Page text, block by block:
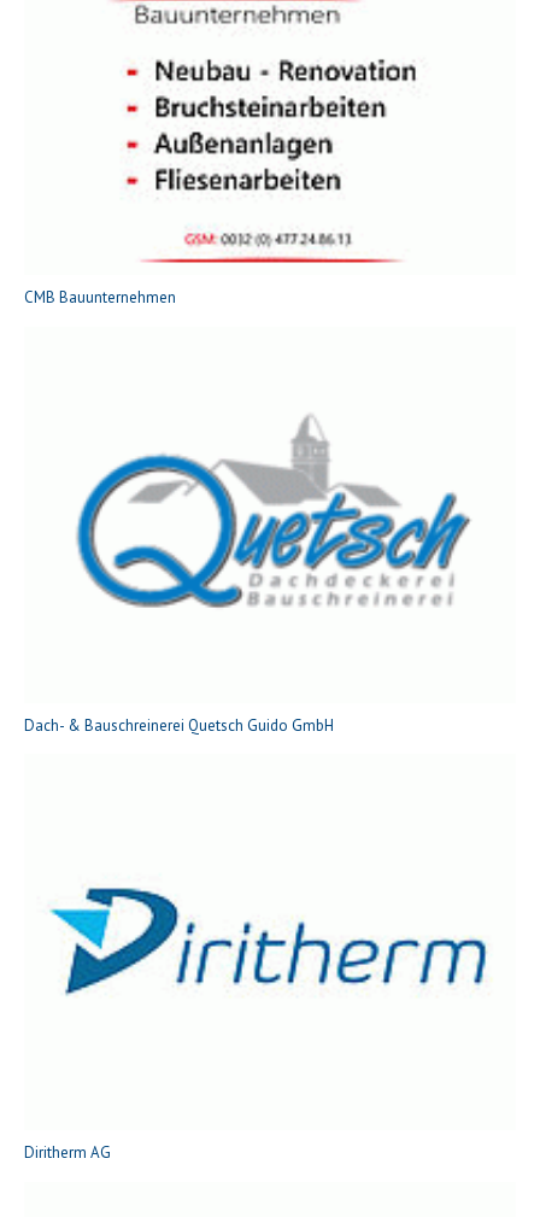
CMB Bauunternehmen
Dach- & Bauschreinerei Quetsch Guido GmbH
Diritherm AG